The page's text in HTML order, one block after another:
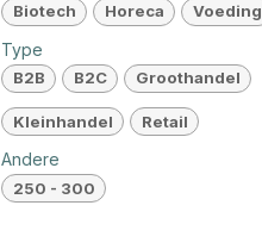
Biotech Horeca Voeding
Type
B2B B2C Groothandel
Kleinhandel Retail
Andere
250 - 300